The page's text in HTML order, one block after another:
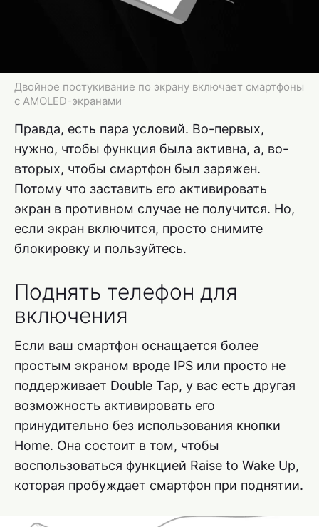
Двойное постукивание по экрану включает смартфоны
с AMOLED-экранами
Правда, есть пара условий. Во-первых,
нужно, чтобы функция была активна, а, во-
вторых, чтобы смартфон был заряжен.
Потому что заставить его активировать
экран в противном случае не получится. Но,
если экран включится, просто снимите
блокировку и пользуйтесь.
Поднять телефон для
включения
Если ваш смартфон оснащается более
простым экраном вроде IPS или просто не
поддерживает Double Tap, у вас есть другая
возможность активировать его
принудительно без использования кнопки
Home. Она состоит в том, чтобы
воспользоваться функцией Raise to Wake Up,
которая пробуждает смартфон при поднятии.